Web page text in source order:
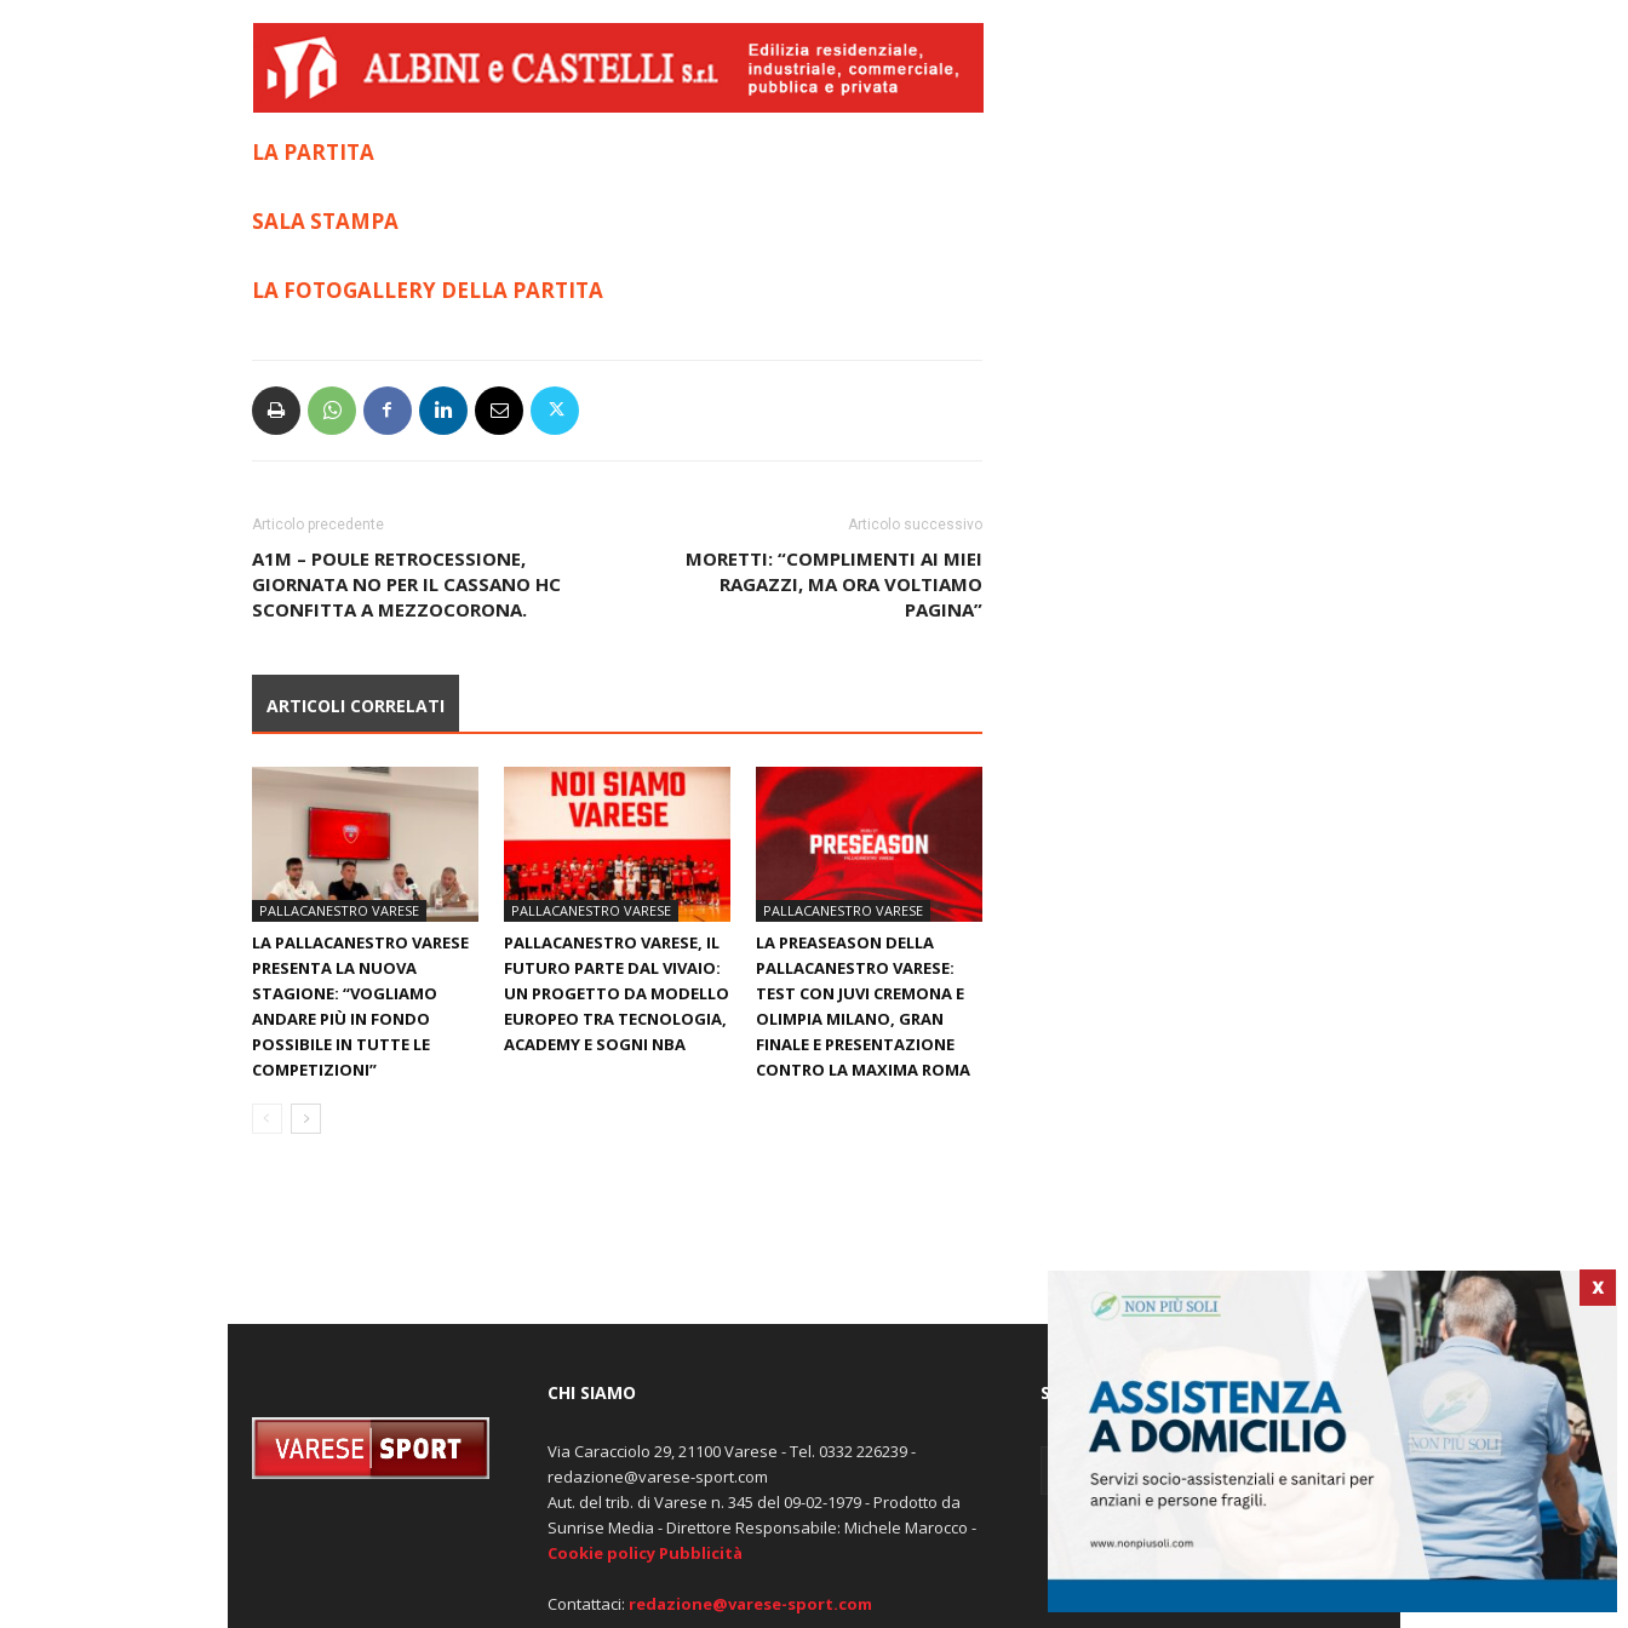
LA PARTITA
SALA STAMPA
LA FOTOGALLERY DELLA PARTITA
Articolo precedente
A1M – POULE RETROCESSIONE,
GIORNATA NO PER IL CASSANO HC
SCONFITTA A MEZZOCORONA.
Articolo successivo
MORETTI: “COMPLIMENTI AI MIEI
RAGAZZI, MA ORA VOLTIAMO
PAGINA”
ARTICOLI CORRELATI
PALLACANESTRO VARESE
LA PALLACANESTRO VARESE
PRESENTA LA NUOVA
STAGIONE: “VOGLIAMO
ANDARE PIÙ IN FONDO
POSSIBILE IN TUTTE LE
COMPETIZIONI”
PALLACANESTRO VARESE
PALLACANESTRO VARESE, IL
FUTURO PARTE DAL VIVAIO:
UN PROGETTO DA MODELLO
EUROPEO TRA TECNOLOGIA,
ACADEMY E SOGNI NBA
PALLACANESTRO VARESE
LA PREASEASON DELLA
PALLACANESTRO VARESE:
TEST CON JUVI CREMONA E
OLIMPIA MILANO, GRAN
FINALE E PRESENTAZIONE
CONTRO LA MAXIMA ROMA
X
CHI SIAMO
Via Caracciolo 29, 21100 Varese - Tel. 0332 226239 -
redazione@varese-sport.com
Aut. del trib. di Varese n. 345 del 09-02-1979 - Prodotto da
Sunrise Media - Direttore Responsabile: Michele Marocco -
Cookie policy Pubblicità
Contattaci: redazione@varese-sport.com
SEGUICI